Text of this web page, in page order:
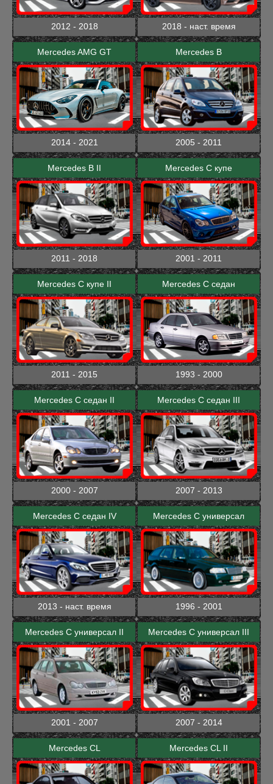
2012 - 2018 2018 - наст. время
Mercedes AMG GT
2014 - 2021
Mercedes B
2005 - 2011
Mercedes B II
2011 - 2018
Mercedes C купе
2001 - 2011
Mercedes C купе II
2011 - 2015
Mercedes C седан
1993 - 2000
Mercedes C седан II
2000 - 2007
Mercedes C седан III
2007 - 2013
Mercedes C седан IV
2013 - наст. время
Mercedes C универсал
1996 - 2001
Mercedes C универсал II
2001 - 2007
Mercedes C универсал III
2007 - 2014
Mercedes CL Mercedes CL II